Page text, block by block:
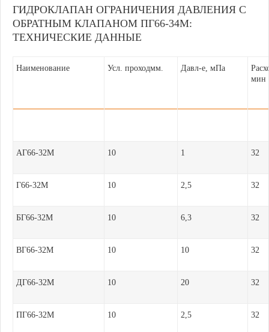
ГИДРОКЛАПАН ОГРАНИЧЕНИЯ ДАВЛЕНИЯ С
ОБРАТНЫМ КЛАПАНОМ ПГ66-34М:
ТЕХНИЧЕСКИЕ ДАННЫЕ
Наименование Усл. проходмм. Давл-е, мПа
мин
АГ66-32М 10 1 32
Г66-32М 10 2,5 32
БГ66-32М 10 6,3 32
ВГ66-32М 10 10 32
ДГ66-32М 10 20 32
ПГ66-32М 10 2,5 32